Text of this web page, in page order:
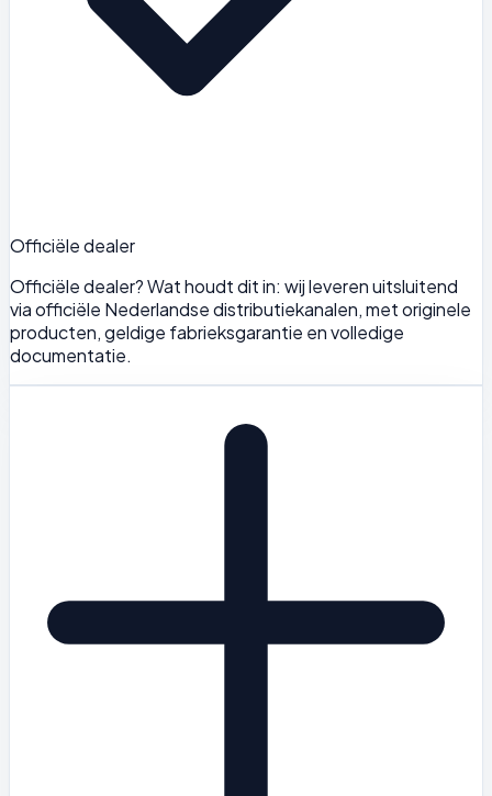
Officiële dealer
Officiële dealer? Wat houdt dit in: wij leveren uitsluitend
via officiële Nederlandse distributiekanalen, met originele
producten, geldige fabrieksgarantie en volledige
documentatie.